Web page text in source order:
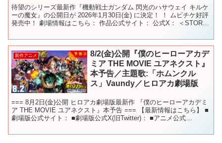
待望のシリーズ最新作『機動戦士ガンダム 閃光のハサウェイ キルケ
ーの魔女』の公開日が 2026年1月30日(金) に決定！ ！ ムビチケ好評
発売中！ 劇場情報はこちら： 作品公式サイト： 公式X： ＜STORY
新作アニメ
8/2(金)公開『僕のヒーローアカデ
ミア THE MOVIE ユアネクスト』
本予告／主題歌:「ホムンクル
ス」Vaundy／ヒロアカ劇場版
=== 8月2日(金)公開 ヒロアカ劇場版最新作 『僕のヒーローアカデミ
ア THE MOVIE ユアネクスト』本予告 === 【最新情報はこちら】 ■
劇場版公式サイト： ■劇場版公式X(旧Twitter)： ■アニメ公式